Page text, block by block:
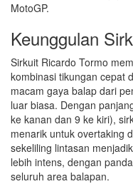
MotoGP.
Keunggulan
Sirkuit Ricardo Tormo
kombinasi tikungan cepat
macam gaya balap dari
luar biasa. Dengan
ke kanan dan 9 ke kiri),
menarik untuk overtaking
sekeliling lintasan
lebih intens, dengan
seluruh area balapan.